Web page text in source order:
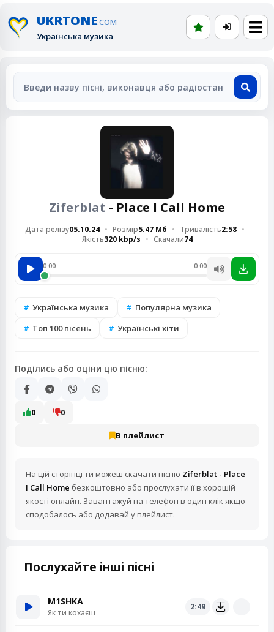
UKRTONE.COM
Українська музика
Ziferblat - Place I Call Home
Дата релізу05.10.24 Розмір5.47 Мб Тривалість2:58
Якість320 kbp/s Скачали74
0:00 0:00
Українська музика
Популярна музика
Топ 100 пісень
Українські хіти
Поділись або оціни цю пісню:
0 0
В плейлист
На цій сторінці ти можеш скачати пісню Ziferblat - Place
I Call Home безкоштовно або прослухати її в хорошій
якості онлайн. Завантажуй на телефон в один клік якщо
сподобалось або додавай у плейлист.
Послухайте інші пісні
M1SHKA
Як ти кохаєш
2:49